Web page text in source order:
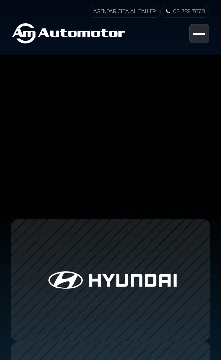
AGENDAR CITA AL TALLER 📞  021 729 7878